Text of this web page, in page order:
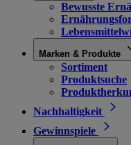
Bewusste
Marken & Produkte
Sortiment
Produktsuche
Nachhaltigkeit
Gewinnspiele